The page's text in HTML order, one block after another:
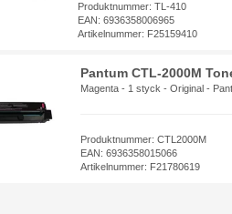
Produktnummer: TL-410
EAN: 6936358006965
Artikelnummer: F25159410
Pantum CTL-2000M
Magenta - 1 styck - Original -
Produktnummer: CTL2000M
EAN: 6936358015066
Artikelnummer: F21780619